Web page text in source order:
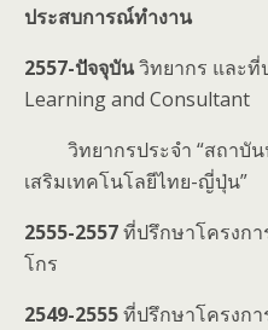
ประสบการณ์ทำงาน
2557-ปัจจุบันวิทยากร และที่
Learning and Consultant
วิทยากรประจำ “สถาบัน
เสริมเทคโนโลยีไทย-ญี่ปุ่น”
2555-2557ที่ปรึกษาโครงกา
โกร
2549-2555ที่ปรึกษาโครงก